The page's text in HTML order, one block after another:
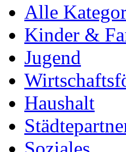
Alle
Kinder &
Jugend
Haushalt